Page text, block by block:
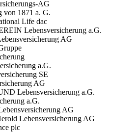
AG
von 1871 a. G.
Life dac
Lebensversicherung a.G.
AG
a.G.
SE
AG
Lebensversicherung a.G.
a.G.
AG
Lebensversicherung AG
plc